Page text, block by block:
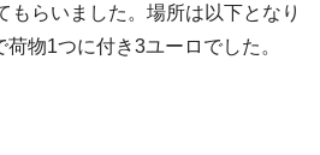
もらいました。場所は以下となり
物1つに付き3ユーロでした。